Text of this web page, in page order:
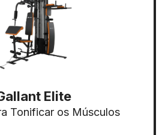
Elite
Tonificar os Músculos